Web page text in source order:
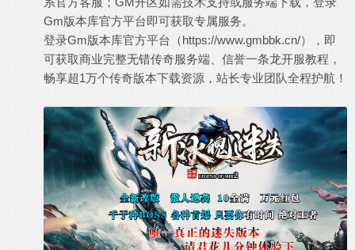
Gm版本库官方平台即可获取专属服务。
登录Gm版本库官方平台（https://www.gmbbk.cn/），即
可获取商业完整无错传奇服务端、信誉一条龙开服教程，
畅享超1万个传奇版本下载资源，站长专业团队全程护航！